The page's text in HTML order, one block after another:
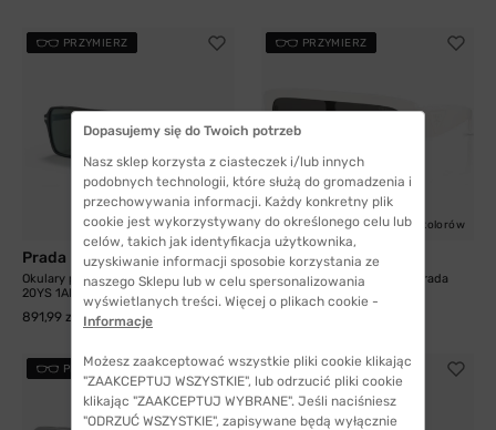
PRZYMIERZ
2 kolory
Prada
Okulary przeciwsłoneczne Prada
20YS 1AB03R 55...
891,99 zł
PRZYMIERZ
5 kolorów
Prada
Okulary przeciwsłoneczne Prada
D10S 17K08Z 24
PRZYMIERZ PRZYMIERZ
Dopasujemy się do Twoich potrzeb
Nasz sklep korzysta z ciasteczek i/lub innych
podobnych technologii, które służą do gromadzenia i
przechowywania informacji. Każdy konkretny plik
cookie jest wykorzystywany do określonego celu lub
celów, takich jak identyfikacja użytkownika,
uzyskiwanie informacji sposobie korzystania ze
naszego Sklepu lub w celu spersonalizowania
wyświetlanych treści. Więcej o plikach cookie -
Informacje
Możesz zaakceptować wszystkie pliki cookie klikając
"ZAAKCEPTUJ WSZYSTKIE", lub odrzucić pliki cookie
klikając "ZAAKCEPTUJ WYBRANE". Jeśli naciśniesz
"ODRZUĆ WSZYSTKIE", zapisywane będą wyłącznie